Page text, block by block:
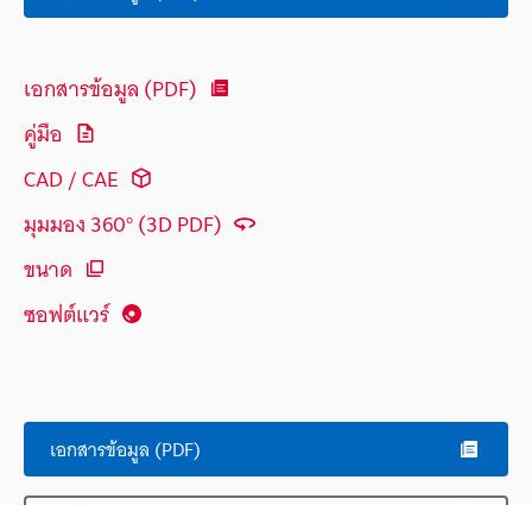
เอกสารข้อมูล (PDF)
คู่มือ
CAD / CAE
มุมมอง 360° (3D PDF)
ขนาด
ซอฟต์แวร์
เอกสารข้อมูล (PDF)